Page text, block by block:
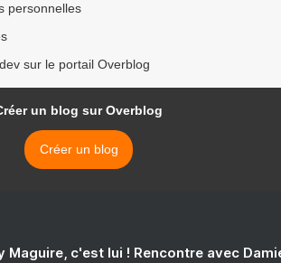
personnelles
sur le portail Overblog
un blog sur Overblog
Créer un blog
Maguire, c'est lui ! Rencontre avec